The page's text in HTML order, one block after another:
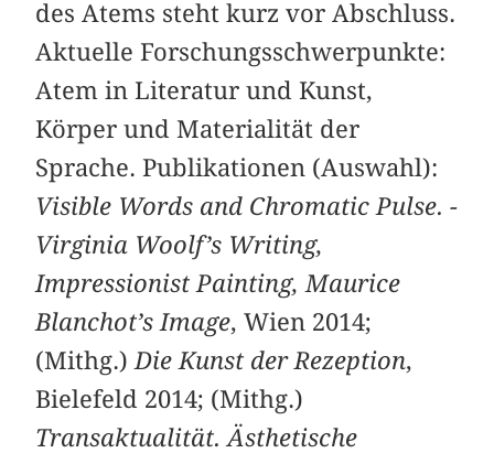
des Atems steht kurz vor Abschluss.
Aktuelle Forschungsschwerpunkte:
Atem in Literatur und Kunst,
Körper und Materialität der
Sprache. Publikationen (Auswahl):
Visible Words and Chromatic Pulse. ­
Virginia Woolf’s Writing,
Impressionist Painting, Maurice
Blanchot’s Image, Wien 2014;
(Mithg.) Die Kunst der Rezeption,
Bielefeld 2014; (Mithg.)
Transaktualität. Ästhetische